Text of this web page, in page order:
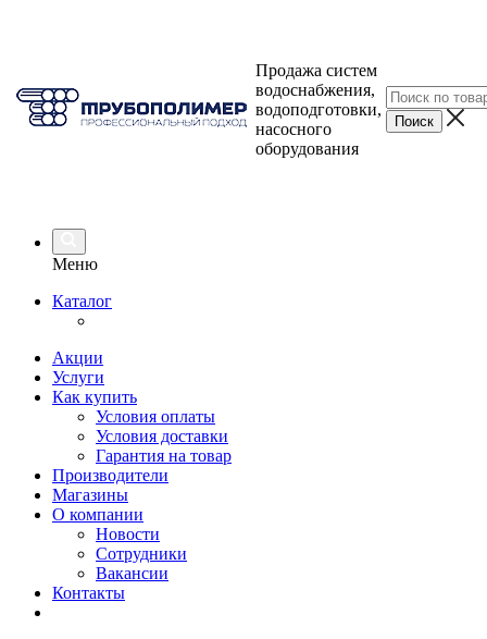
Продажа систем
водоснабжения,
водоподготовки,
насосного
оборудования
Меню
Каталог
Акции
Услуги
Как купить
Условия оплаты
Условия доставки
Гарантия на товар
Производители
Магазины
О компании
Новости
Сотрудники
Вакансии
Контакты